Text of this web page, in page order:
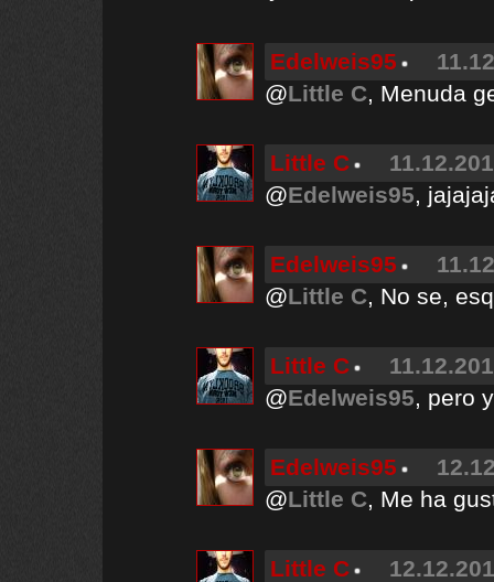
Edelweis95
@Little C, Menuda
Little C
@Edelweis95,
Edelweis95
@Little C, No se,
Little C
@Edelweis95, pero
Edelweis95
@Little C, Me ha
Little C